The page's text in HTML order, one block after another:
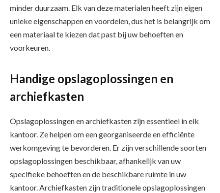
minder duurzaam. Elk van deze materialen heeft zijn eigen
unieke eigenschappen en voordelen, dus het is belangrijk om
een materiaal te kiezen dat past bij uw behoeften en
voorkeuren.
Handige opslagoplossingen en
archiefkasten
Opslagoplossingen en archiefkasten zijn essentieel in elk
kantoor. Ze helpen om een georganiseerde en efficiënte
werkomgeving te bevorderen. Er zijn verschillende soorten
opslagoplossingen beschikbaar, afhankelijk van uw
specifieke behoeften en de beschikbare ruimte in uw
kantoor. Archiefkasten zijn traditionele opslagoplossingen